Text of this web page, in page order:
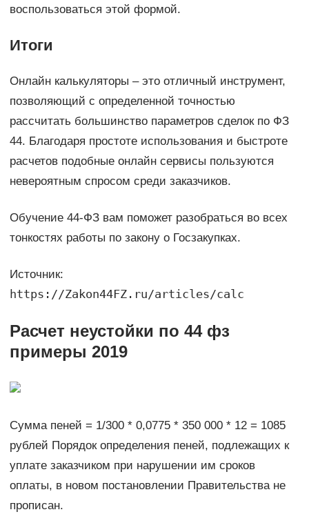
воспользоваться этой формой.
Итоги
Онлайн калькуляторы – это отличный инструмент,
позволяющий с определенной точностью
рассчитать большинство параметров сделок по ФЗ
44. Благодаря простоте использования и быстроте
расчетов подобные онлайн сервисы пользуются
невероятным спросом среди заказчиков.
Обучение 44-ФЗ вам поможет разобраться во всех
тонкостях работы по закону о Госзакупках.
Источник:
https://Zakon44FZ.ru/articles/calc
Расчет неустойки по 44 фз
примеры 2019
Сумма пеней = 1/300 * 0,0775 * 350 000 * 12 = 1085
рублей Порядок определения пеней, подлежащих к
уплате заказчиком при нарушении им сроков
оплаты, в новом постановлении Правительства не
прописан.